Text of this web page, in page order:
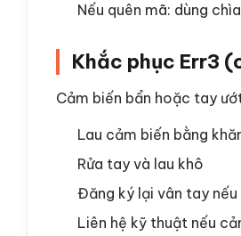
Nếu quên mã: dùng
Khắc phục Err3
Cảm biến bẩn hoặc tay
Lau cảm biến bằng
Rửa tay và lau khô
Đăng ký lại vân tay nếu
Liên hệ kỹ thuật nếu